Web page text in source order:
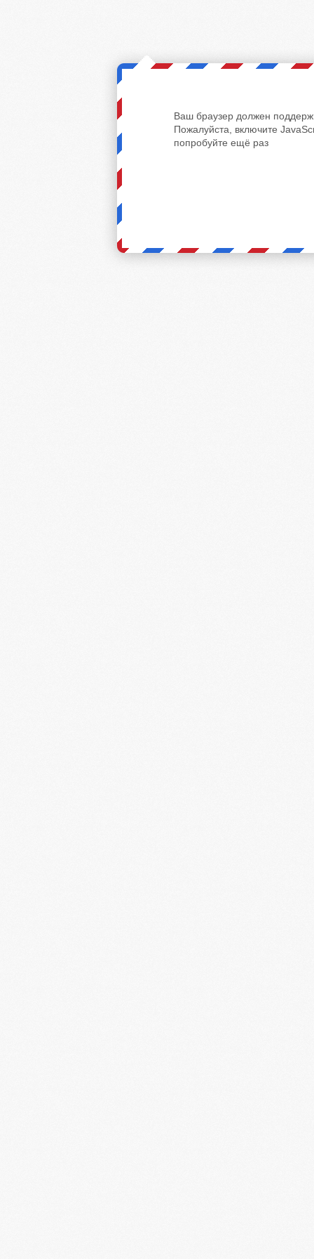
Ваш браузер должен
Пожалуйста, включите
попробуйте ещё раз